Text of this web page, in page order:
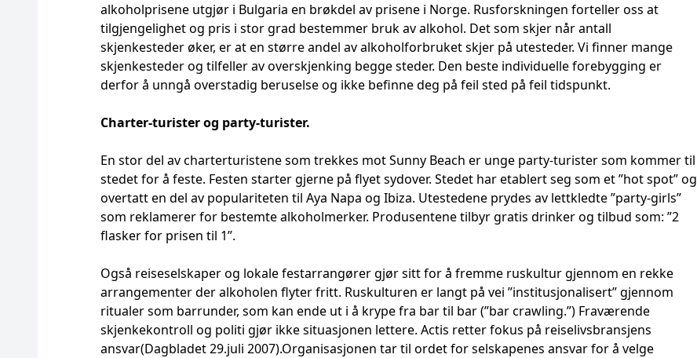
alkoholprisene utgjør i Bulgaria en brøkdel av prisene i Norge. Rusforskningen forteller oss at
tilgjengelighet og pris i stor grad bestemmer bruk av alkohol. Det som skjer når antall
skjenkesteder øker, er at en større andel av alkoholforbruket skjer på utesteder. Vi finner mange
skjenkesteder og tilfeller av overskjenking begge steder. Den beste individuelle forebygging er
derfor å unngå overstadig beruselse og ikke befinne deg på feil sted på feil tidspunkt.
Charter-turister og party-turister.
En stor del av charterturistene som trekkes mot Sunny Beach er unge party-turister som kommer til
stedet for å feste. Festen starter gjerne på flyet sydover. Stedet har etablert seg som et ”hot spot” og
overtatt en del av populariteten til Aya Napa og Ibiza. Utestedene prydes av lettkledte ”party-girls”
som reklamerer for bestemte alkoholmerker. Produsentene tilbyr gratis drinker og tilbud som: ”2
flasker for prisen til 1”.
Også reiseselskaper og lokale festarrangører gjør sitt for å fremme ruskultur gjennom en rekke
arrangementer der alkoholen flyter fritt. Ruskulturen er langt på vei ”institusjonalisert” gjennom
ritualer som barrunder, som kan ende ut i å krype fra bar til bar (”bar crawling.”) Fraværende
skjenkekontroll og politi gjør ikke situasjonen lettere. Actis retter fokus på reiselivsbransjens
ansvar(Dagbladet 29.juli 2007).Organisasjonen tar til ordet for selskapenes ansvar for å velge